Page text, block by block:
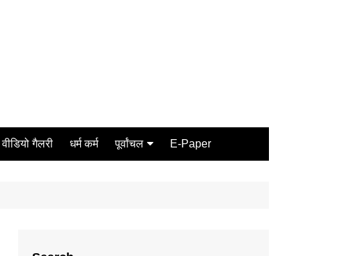
वीडियो गैलरी धर्म कर्म पूर्वांचल E-Paper